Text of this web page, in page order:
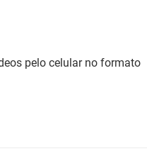
pelo celular no formato